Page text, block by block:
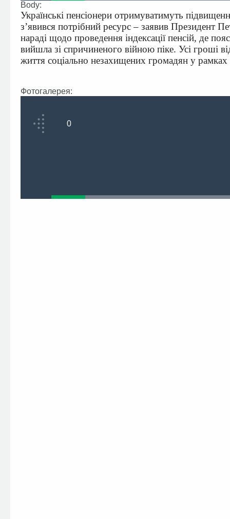
Body:
Українські пенсіонери отримуватимуть
з’явився потрібний ресурс – заявив Президент
нараді щодо проведення індексації пенсій, де
вийшла зі спричиненого війною піке. Усі гроші
життя соціально незахищених громадян у рамках
Фотогалерея:
0